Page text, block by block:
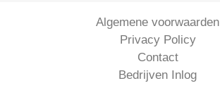
Algemene voorwaarden
Privacy Policy
Contact
Bedrijven Inlog